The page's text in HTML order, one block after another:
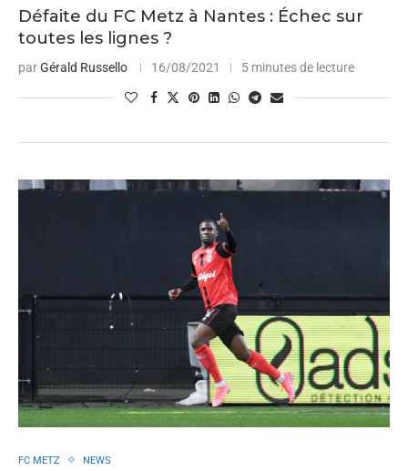
Défaite du FC Metz à Nantes : Échec sur
toutes les lignes ?
parGérald Russello 16/08/2021 5 minutes de lecture
FC METZ NEWS